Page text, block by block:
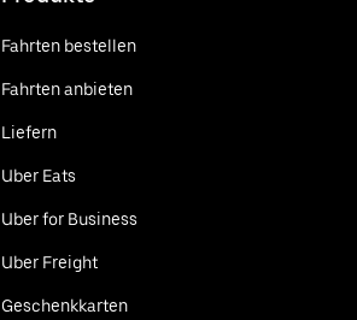
Fahrten bestellen
Fahrten anbieten
Liefern
Uber Eats
Uber for Business
Uber Freight
Geschenkkarten